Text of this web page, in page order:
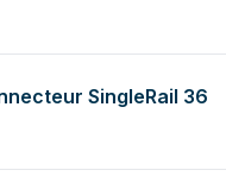
SingleRail 36